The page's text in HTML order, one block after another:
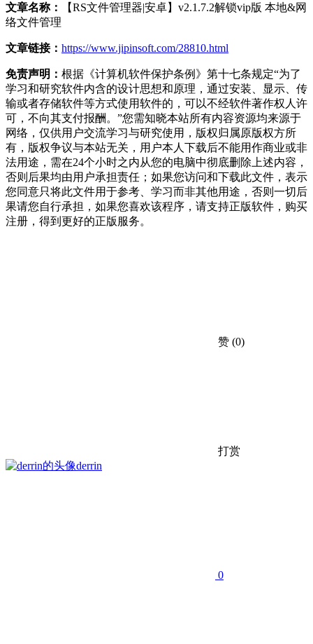
文章名称：
【RS文件管理器|安卓】v2.1.7.2解锁vip版 本地&网
络文件管理
文章链接： https://www.jipinsoft.com/28810.html
免责声明： 根据《计算机软件保护条例》第十七条规定“为了
学习和研究软件内含的设计思想和原理，通过安装、显示、传
输或者存储软件等方式使用软件的，可以不经软件著作权人许
可，不向其支付报酬。”您需知晓本站所有内容资源均来源于
网络，仅供用户交流学习与研究使用，版权归属原版权方所
有，版权争议与本站无关，用户本人下载后不能用作商业或非
法用途，需在24个小时之内从您的电脑中彻底删除上述内容，
否则后果均由用户承担责任；如果您访问和下载此文件，表示
您同意只将此文件用于参考、学习而非其他用途，否则一切后
果请您自行承担，如果您喜欢该程序，请支持正版软件，购买
注册，得到更好的正版服务。
赞 (0)
打赏
derrin
0